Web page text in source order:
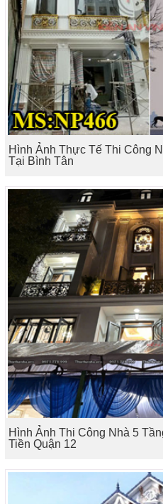
Hình Ảnh Thực Tế Thi Công
Tại Bình Tân
Hình Ảnh Thi Công Nhà 5
Tiền Quận 12